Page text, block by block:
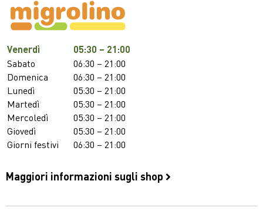
Venerdì 05:30 – 21:00
Sabato
06:30 – 21:00
Domenica
06:30 – 21:00
Lunedì
05:30 – 21:00
Martedì
05:30 – 21:00
Mercoledì
05:30 – 21:00
Giovedì
05:30 – 21:00
Giorni festivi
06:30 – 21:00
Maggiori informazioni sugli shop